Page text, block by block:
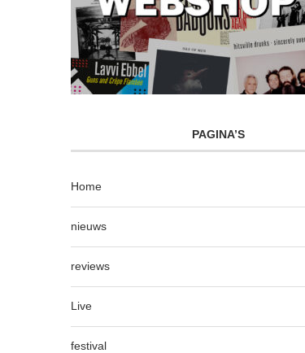
PAGINA’S
Home
nieuws
reviews
Live
festival